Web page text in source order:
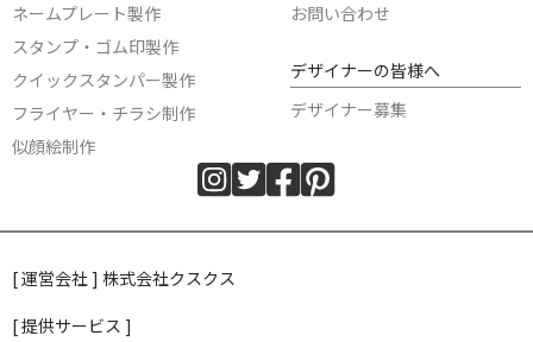
ネームプレート製作
スタンプ・ゴム印製作
クイックスタンパー製作
フライヤー・チラシ制作
似顔絵制作
お問い合わせ
デザイナーの皆様へ
デザイナー募集
[ 運営会社 ] 株式会社クスクス
[ 提供サービス ]